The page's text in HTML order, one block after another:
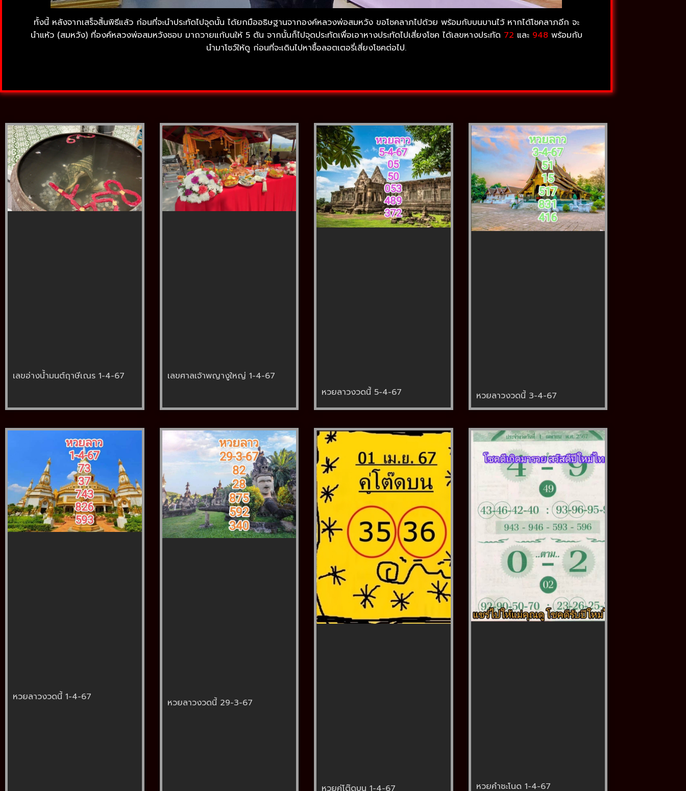
ทั้งนี้ หลังจากเสร็จสิ้นพิธีแล้ว ก่อนที่จะนำประทัดไปจุดนั้น ได้ยกมืออธิษฐานจากองค์หลวงพ่อสมหวัง ขอโชคลาภไปด้วย พร้อมกับบนบานไว้ หากได้โชคลาภอีก จะ
นำแห้ว (สมหวัง) ที่องค์หลวงพ่อสมหวังชอบ มาถวายแก้บนให้ 5 ตัน จากนั้นก็ไปจุดประทัดเพื่อเอาหางประทัดไปเสี่ยงโชค ได้เลขหางประทัด 72 และ948 พร้อมกับ
นำมาโชว์ให้ดู ก่อนที่จะเดินไปหาซื้อลอตเตอรี่เสี่ยงโชคต่อไป.
เลขอ่างน้ำมนต์ฤาษีเณร 1-4-67
เลขศาลเจ้าพญางูใหญ่ 1-4-67
หวยลาวงวดนี้ 5-4-67
หวยลาวงวดนี้ 3-4-67
หวยลาวงวดนี้ 1-4-67 หวยลาวงวดนี้ 29-3-67
หวยคู่โต๊ดบน 1-4-67 หวยคำชะโนด 1-4-67